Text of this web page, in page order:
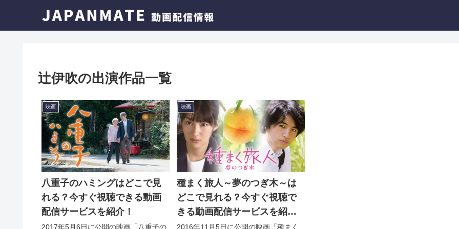
辻伊吹の出演作品一覧
映画
八重子のハミングはどこで見
れる？今すぐ視聴できる動画
配信サービスを紹介！
2017年5月6日に公開の映画「八重子の
映画
種まく旅人～夢のつぎ木～は
どこで見れる？今すぐ視聴で
きる動画配信サービスを紹
介！
2016年11月5日に公開の映画「種まく